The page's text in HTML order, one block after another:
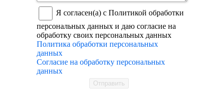
Я согласен(а) с Политикой обработки
персональных данных и даю согласие на
обработку своих персональных данных
Политика обработки персональных
данных
Согласие на обработку персональных
данных
Отправить